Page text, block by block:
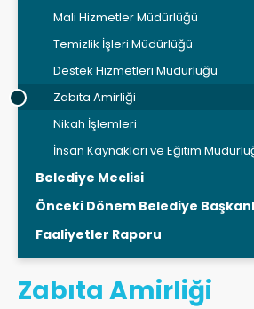
Mali Hizmetler Müdürlüğü
Temizlik İşleri Müdürlüğü
Destek Hizmetleri Müdürlüğü
Zabıta Amirliği
Nikah İşlemleri
İnsan Kaynakları ve Eğitim
Belediye Meclisi
Önceki Dönem Belediye
Faaliyetler Raporu
Zabıta Amirliği